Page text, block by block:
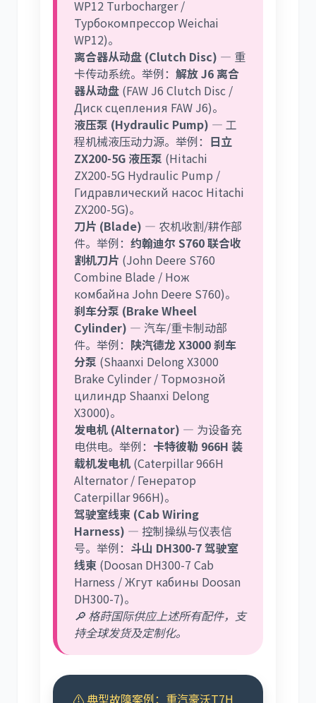
WP12 Turbocharger /
Турбокомпрессор Weichai
WP12)。
离合器从动盘 (Clutch Disc) — 重
卡传动系统。举例： 解放 J6 离合
器从动盘 (FAW J6 Clutch Disc /
Диск сцепления FAW J6)。
液压泵 (Hydraulic Pump) — 工
程机械液压动力源。举例： 日立
ZX200-5G 液压泵 (Hitachi
ZX200-5G Hydraulic Pump /
Гидравлический насос Hitachi
ZX200-5G)。
刀片 (Blade) — 农机收割/耕作部
件。举例： 约翰迪尔 S760 联合收
割机刀片 (John Deere S760
Combine Blade / Нож
комбайна John Deere S760)。
刹车分泵 (Brake Wheel
Cylinder) — 汽车/重卡制动部
件。举例： 陕汽德龙 X3000 刹车
分泵 (Shaanxi Delong X3000
Brake Cylinder / Тормозной
цилиндр Shaanxi Delong
X3000)。
发电机 (Alternator) — 为设备充
电供电。举例： 卡特彼勒 966H 装
载机发电机 (Caterpillar 966H
Alternator / Генератор
Caterpillar 966H)。
驾驶室线束 (Cab Wiring
Harness) — 控制操纵与仪表信
号。举例： 斗山 DH300-7 驾驶室
线束 (Doosan DH300-7 Cab
Harness / Жгут кабины Doosan
DH300-7)。
🔎 格莳国际供应上述所有配件，支
持全球发货及定制化。
⚠️ 典型故障案例：重汽豪沃T7H